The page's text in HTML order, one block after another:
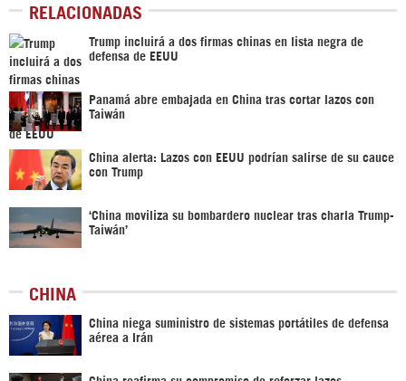
RELACIONADAS
Trump incluirá a dos firmas chinas en lista negra de
defensa de EEUU
Panamá abre embajada en China tras cortar lazos con
Taiwán
China alerta: Lazos con EEUU podrían salirse de su cauce
con Trump
‘China moviliza su bombardero nuclear tras charla Trump-
Taiwán’
CHINA
China niega suministro de sistemas portátiles de defensa
aérea a Irán
China reafirma su compromiso de reforzar lazos